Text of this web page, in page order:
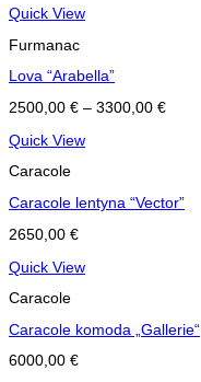
Quick View
Furmanac
Lova “Arabella”
2500,00 € – 3300,00 €
Quick View
Caracole
Caracole lentyna “Vector”
2650,00 €
Quick View
Caracole
Caracole komoda „Gallerie“
6000,00 €